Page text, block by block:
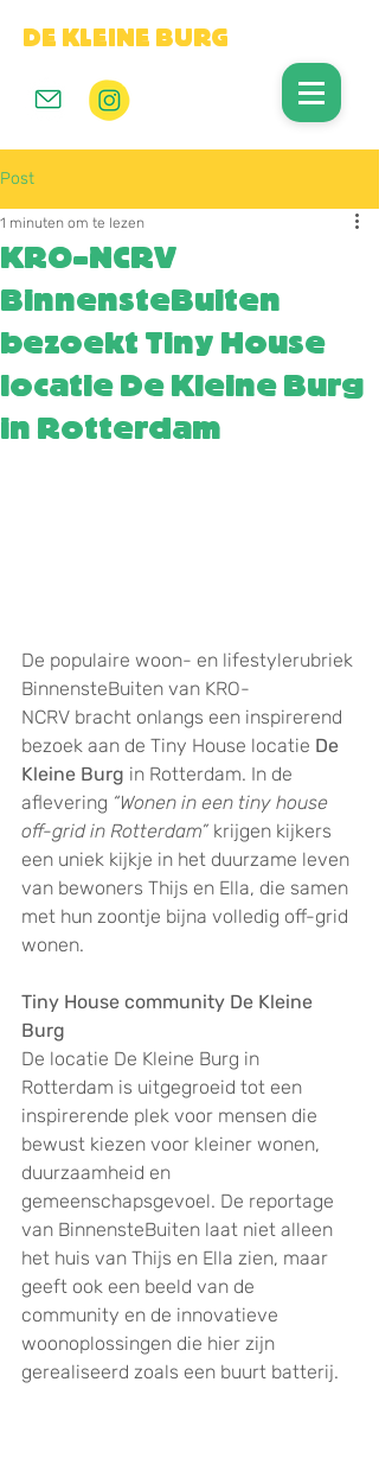
DE KLEINE BURG
Post
KRO-NCRV
BinnensteBuiten
bezoekt Tiny House
locatie De Kleine Burg
in Rotterdam
1 minuten om te lezen
De populaire woon- en lifestyle­rubriek
BinnensteBuiten van KRO-
NCRV bracht onlangs een inspirerend
bezoek aan de Tiny House locatie De
Kleine Burg in Rotterdam. In de
aflevering “Wonen in een tiny house
off-grid in Rotterdam” krijgen kijkers
een uniek kijkje in het duurzame leven
van bewoners Thijs en Ella, die samen
met hun zoontje bijna volledig off-grid
wonen.
Tiny House community De Kleine
Burg
De locatie De Kleine Burg in
Rotterdam is uitgegroeid tot een
inspirerende plek voor mensen die
bewust kiezen voor kleiner wonen,
duurzaamheid en
gemeenschapsgevoel. De reportage
van BinnensteBuiten laat niet alleen
het huis van Thijs en Ella zien, maar
geeft ook een beeld van de
community en de innovatieve
woonoplossingen die hier zijn
gerealiseerd zoals een buurt batterij.